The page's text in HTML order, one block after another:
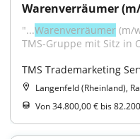
Warenverräumer
"...Warenverräumer (m/
TMS-Gruppe mit Sitz in
TMS Trademarketing
Langenfeld (Rheinland),
Von 34.800,00 € bis